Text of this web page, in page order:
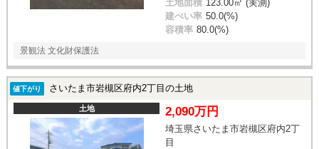
土地面積 123.00㎡ (実測)
建ぺい率 50.0(%)
容積率 80.0(%)
景観法 文化財保護法
値下がり さいたま市岩槻区府内2丁目の土地
土地 2,090万円
埼玉県さいたま市岩槻区府内2丁
目